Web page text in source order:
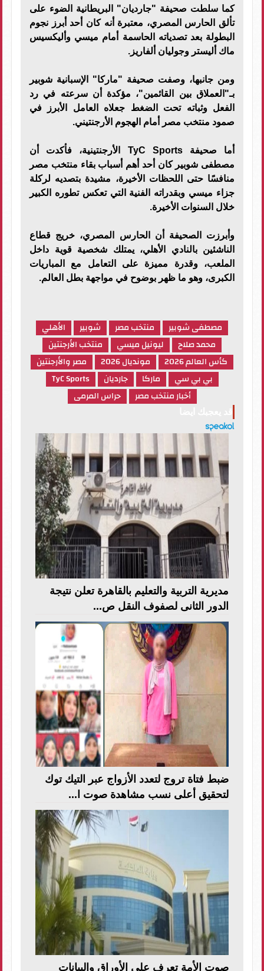
كما سلطت صحيفة "جارديان" البريطانية الضوء على
تألق الحارس المصري، معتبرة أنه كان أحد أبرز نجوم
البطولة بعد تصدياته الحاسمة أمام ميسي وأليكسيس
ماك أليستر وجوليان ألفاريز.
ومن جانبها، وصفت صحيفة "ماركا" الإسبانية شوبير
بـ"العملاق بين القائمين"، مؤكدة أن سرعته في رد
الفعل وثباته تحت الضغط جعلاه العامل الأبرز في
صمود منتخب مصر أمام الهجوم الأرجنتيني.
أما صحيفة TyC Sports الأرجنتينية، فأكدت أن
مصطفى شوبير كان أحد أهم أسباب بقاء منتخب مصر
منافسًا حتى اللحظات الأخيرة، مشيدة بتصديه لركلة
جزاء ميسي وبقدراته الفنية التي تعكس تطوره الكبير
خلال السنوات الأخيرة.
وأبرزت الصحيفة أن الحارس المصري، خريج قطاع
الناشئين بالنادي الأهلي، يمتلك شخصية قوية داخل
الملعب، وقدرة مميزة على التعامل مع المباريات
الكبرى، وهو ما ظهر بوضوح في مواجهة بطل العالم.
مصطفى شوبير منتخب مصر شوبير
الأهلي
محمد صلاح
ليونيل ميسي
منتخب الأرجنتين
كأس العالم 2026
مونديال 2026
مصر والأرجنتين
بي بي سي
ماركا جارديان
TyC Sports
أخبار منتخب مصر
حراس المرمى
مديرية التربية والتعليم بالقاهرة تعلن نتيجة
الدور الثانى لصفوف النقل ص...
ضبط فتاة تروج لتعدد الأزواج عبر التيك توك
لتحقيق أعلى نسب مشاهدة صوت ا...
صوت الأمة تعرف على الأوراق والبيانات